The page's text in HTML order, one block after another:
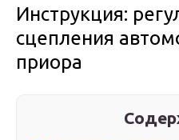
Инструкция:
сцепления
приора